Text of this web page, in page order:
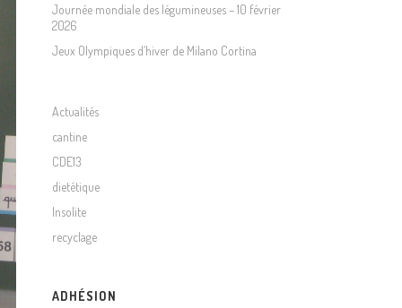
Journée mondiale des légumineuses – 10 février
2026
Jeux Olympiques d’hiver de Milano Cortina
Actualités
cantine
CDE13
dietétique
Insolite
recyclage
ADHÉSION